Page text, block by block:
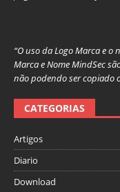
“O uso da Logo Marca e
Marca e Nome MindSec
não podendo ser copiado
CATEGORIAS
Artigos
Diario
Download